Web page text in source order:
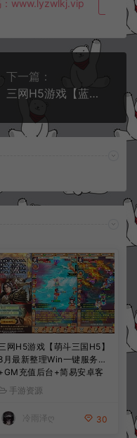
：www.lyzwlkj.vip 复
下一篇：
三网H5游戏【蓝月神魔2.0雷霆H5超变多区跨服多功能版】10月最新整理Linux手工服务端+多区跨服+管理后台+GM多功能授权后台+详细搭建教程+视频教程
网H5游戏【萌斗三国H5】
月最新整理Win一键服务端
充值后台+简易安卓客
户端+详细搭建教程+视频教
手游资源
冷雨泽ღ 30